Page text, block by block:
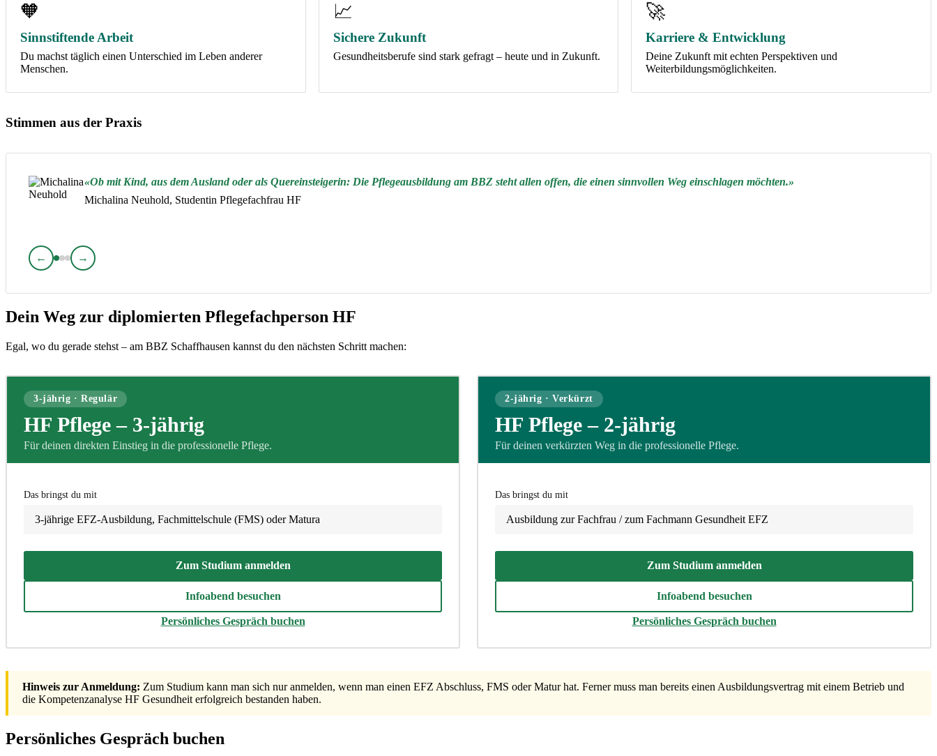
🧡
Sinnstiftende Arbeit
Du machst täglich einen Unterschied im Leben anderer
Menschen.
📈
Sichere Zukunft
Gesundheitsberufe sind stark gefragt – heute und in Zukunft.
🚀
Karriere & Entwicklung
Deine Zukunft mit echten Perspektiven und
Weiterbildungsmöglichkeiten.
Stimmen aus der Praxis
Ob mit Kind, aus dem Ausland oder als Quereinsteigerin: Die Pflegeausbildung am BBZ steht allen offen, die einen sinnvollen Weg einschlagen möchten.
Michalina Neuhold, Studentin Pflegefachfrau HF
← →
Dein Weg zur diplomierten Pflegefachperson HF
Egal, wo du gerade stehst – am BBZ Schaffhausen kannst du den nächsten Schritt machen:
3-jährig · Regulär
HF Pflege – 3-jährig
Für deinen direkten Einstieg in die professionelle Pflege.
Das bringst du mit
3-jährige EFZ-Ausbildung, Fachmittelschule (FMS) oder Matura
Zum Studium anmelden
Infoabend besuchen
Persönliches Gespräch buchen
2-jährig · Verkürzt
HF Pflege – 2-jährig
Für deinen verkürzten Weg in die professionelle Pflege.
Das bringst du mit
Ausbildung zur Fachfrau / zum Fachmann Gesundheit EFZ
Zum Studium anmelden
Infoabend besuchen
Persönliches Gespräch buchen
Hinweis zur Anmeldung: Zum Studium kann man sich nur anmelden, wenn man einen EFZ Abschluss, FMS oder Matur hat. Ferner muss man bereits einen Ausbildungsvertrag mit einem Betrieb und
die Kompetenzanalyse HF Gesundheit erfolgreich bestanden haben.
Persönliches Gespräch buchen